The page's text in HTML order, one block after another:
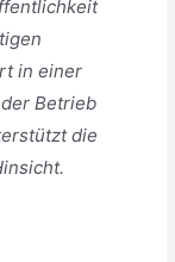
in einer
Betrieb
die